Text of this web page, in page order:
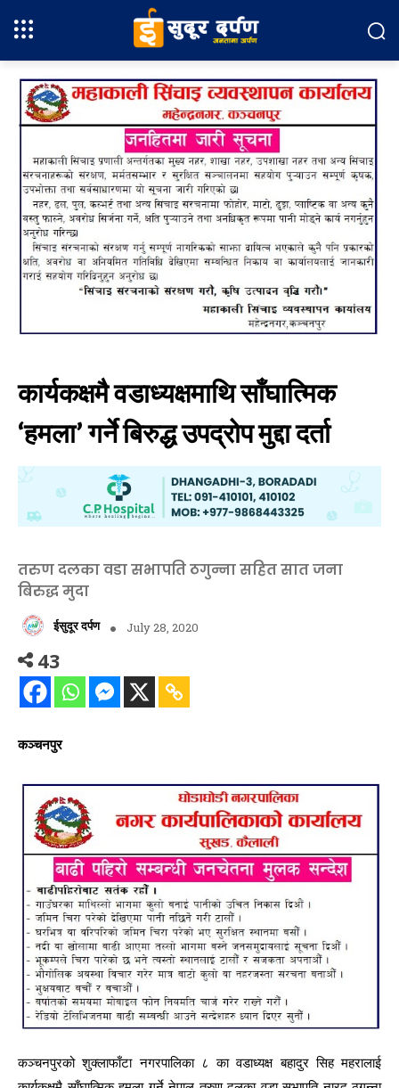
कार्यकक्षमै वडाध्यक्षमाथि साँघात्मिक
‘हमला’ गर्ने बिरुद्ध उपद्रोप मुद्दा दर्ता
तरुण दलका वडा सभापति ठगुन्ना सहित सात जना
बिरुद्ध मुदा
ईसुदूर दर्पण July 28, 2020
43
कञ्चनपुर
कञ्चनपुरको शुक्लाफाँटा नगरपालिका ८ का वडाध्यक्ष बहादुर सिह महरालाई